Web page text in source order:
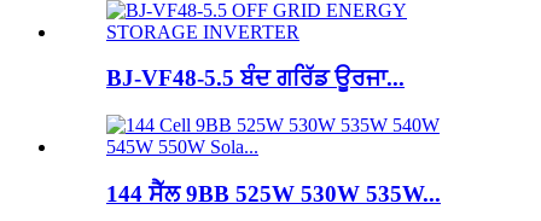
BJ-VF48-5.5 ਬੰਦ ਗਰਿੱਡ ਊਰਜਾ...
144 ਸੈੱਲ 9BB 525W 530W 535W...